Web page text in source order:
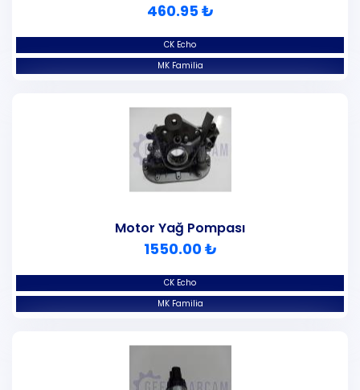
CK Echo
MK Familia
460.95 ₺
CK Echo
MK Familia
Motor Yağ Pompası
1550.00 ₺